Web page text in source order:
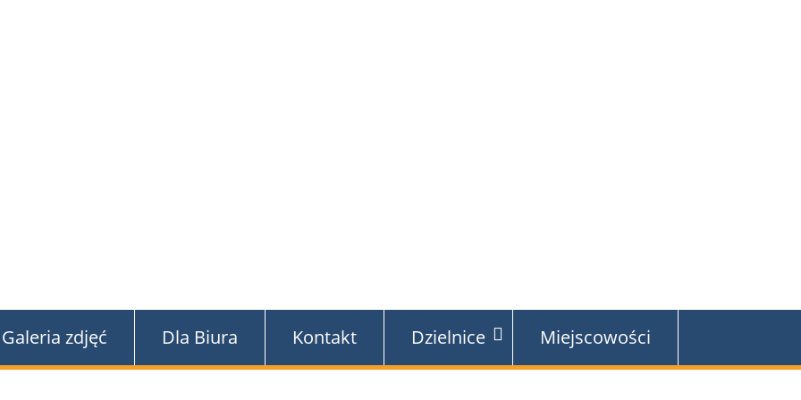
Galeria zdjęć Dla Biura Kontakt Dzielnice Miejscowości